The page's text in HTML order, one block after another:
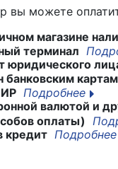
вы можете
магазине
терминал
юридического
банковским
Подробнее
валютой и
оплаты)
кредит Подробнее